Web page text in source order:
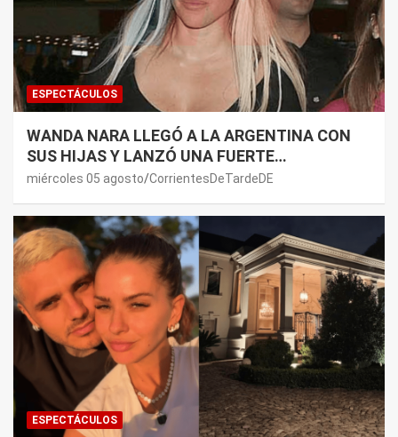
ESPECTÁCULOS
WANDA NARA LLEGÓ A LA ARGENTINA CON
SUS HIJAS Y LANZÓ UNA FUERTE
PREMONICIÓN SOBRE MAURO ICARDI
miércoles 05 agosto CorrientesDeTardeDE
ESPECTÁCULOS